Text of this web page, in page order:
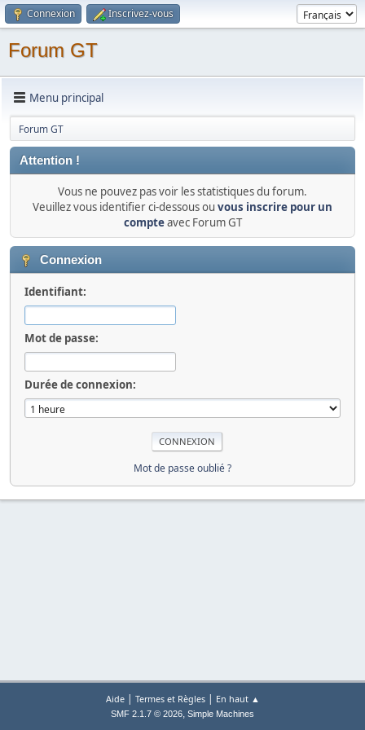
Connexion Inscrivez-vous
Forum GT
Menu principal
Forum GT
Attention !
Vous ne pouvez pas voir les statistiques du forum.
Veuillez vous identifier ci-dessous ou vous inscrire pour un
compteavec Forum GT
Connexion
Identifiant:
Mot de passe:
Durée de connexion:
Mot de passe oublié ?
Aide| Termes et Règles| En haut ▲
SMF 2.1.7 © 2026, Simple Machines